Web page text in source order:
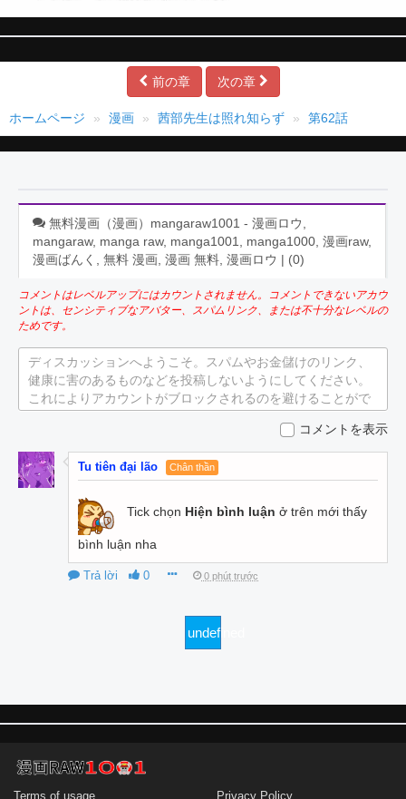
前の章 次の章
ホームページ 漫画 茜部先生は照れ知らず 第62話
無料漫画（漫画）mangaraw1001 - 漫画ロウ,
mangaraw, manga raw, manga1001, manga1000, 漫画raw,
漫画ばんく, 無料 漫画, 漫画 無料, 漫画ロウ | (0)
コメントはレベルアップにはカウントされません。コメントできないアカウ
ントは、センシティブなアバター、スパムリンク、または不十分なレベルの
ためです。
ディスカッションへようこそ。スパムやお金儲けのリンク、
健康に害のあるものなどを投稿しないようにしてください。
これによりアカウントがブロックされるのを避けることがで
コメントを表示
Tu tiên đại lão Chân thần
Tick chọn Hiện bình luận ở trên mới thấy
bình luận nha
Trả lời 0 0 phút trước
undefined
Terms of usage Privacy Policy